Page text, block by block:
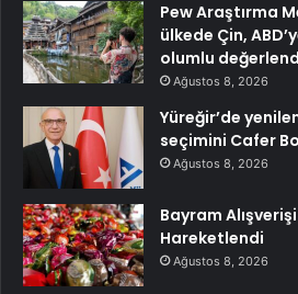
Pew Araştırma
ülkede Çin,
olumlu
Ağustos 8, 2026
Yüreğir’de
seçimini Cafer
Ağustos 8, 2026
Bayram
Hareketlendi
Ağustos 8, 2026